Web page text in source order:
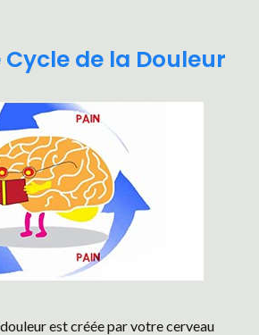
Cycle de la Douleur
est créée par votre cerveau